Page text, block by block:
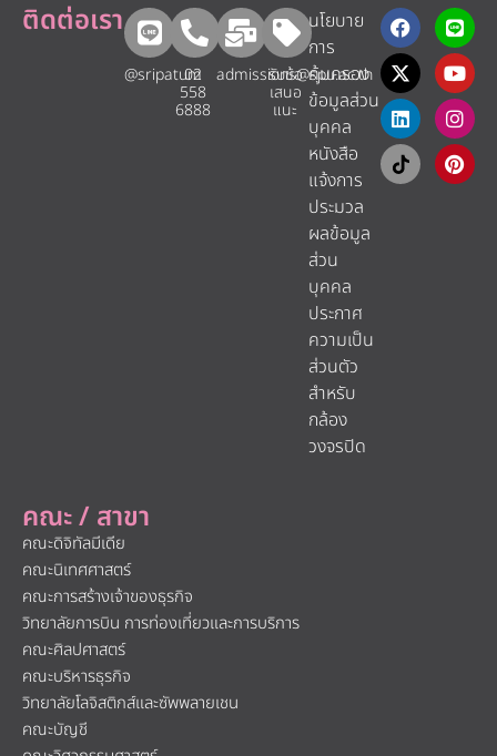
คณะ / สาขา
คณะดิจิทัลมีเดีย
คณะนิเทศศาสตร์
คณะการสร้างเจ้าของธุรกิจ
วิทยาลัยการบิน การท่องเที่ยวและการบริการ
คณะศิลปศาสตร์
คณะบริหารธุรกิจ
วิทยาลัยโลจิสติกส์และซัพพลายเชน
คณะบัญชี
ติดต่อเรา
@sripatum
02
558
6888
admissions@spu.ac.th
รับข้อ
เสนอ
แนะ​
นโยบาย
การ
คุ้มครอง
ข้อมูลส่วน
บุคคล
หนังสือ
แจ้งการ
ประมวล
ผลข้อมูล
ส่วน
บุคคล
ประกาศ
ความเป็น
ส่วนตัว
สำหรับ
กล้อง
วงจรปิด